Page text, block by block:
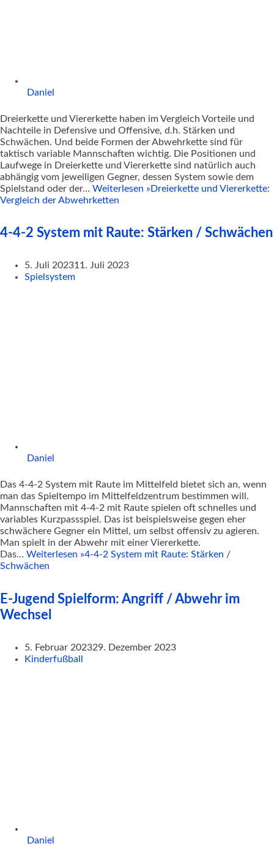
Daniel
Dreierkette und Viererkette haben im Vergleich Vorteile und
Nachteile in Defensive und Offensive, d.h. Stärken und
Schwächen. Und beide Formen der Abwehrkette sind für
taktisch variable Mannschaften wichtig. Die Positionen und
Laufwege in Dreierkette und Viererkette sind natürlich auch
abhängig vom jeweiligen Gegner, dessen System sowie dem
Spielstand oder der… Weiterlesen » Dreierkette und Viererkette:
Vergleich der Abwehrketten
4-4-2 System mit Raute: Stärken / Schwächen
5. Juli 202311. Juli 2023
Spielsystem
Daniel
Das 4-4-2 System mit Raute im Mittelfeld bietet sich an, wenn
man das Spieltempo im Mittelfeldzentrum bestimmen will.
Mannschaften mit 4-4-2 mit Raute spielen oft schnelles und
variables Kurzpassspiel. Das ist beispielsweise gegen eher
schwächere Gegner ein Mittel, um selbst offensiv zu agieren.
Man spielt in der Abwehr mit einer Viererkette.
Das… Weiterlesen »4-4-2 System mit Raute: Stärken /
Schwächen
E-Jugend Spielform: Angriff / Abwehr im
Wechsel
5. Februar 202329. Dezember 2023
Kinderfußball
Daniel